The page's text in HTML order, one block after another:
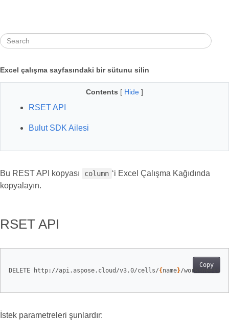
Excel çalışma sayfasındaki bir sütunu silin
Contents [ Hide ]
RSET API
Bulut SDK Ailesi
Bu REST API kopyası column ‘i Excel Çalışma Kağıdında
kopyalayın.
RSET API
Copy
DELETE http://api.aspose.cloud/v3.0/cells/{ name}/worksheets/
İstek parametreleri şunlardır: